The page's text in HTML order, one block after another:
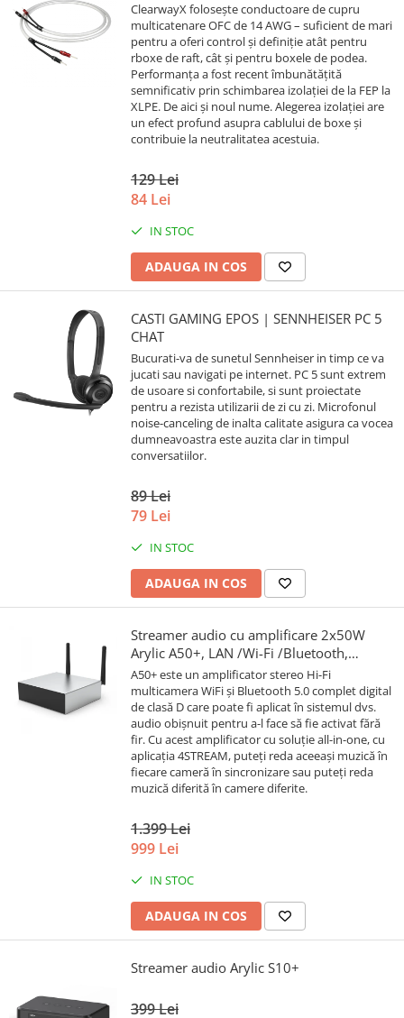
ClearwayX folosește conductoare de cupru
multicatenare OFC de 14 AWG – suficient de mari
pentru a oferi control și definiție atât pentru
rboxe de raft, cât și pentru boxele de podea.
Performanța a fost recent îmbunătățită
semnificativ prin schimbarea izolației de la FEP la
XLPE. De aici și noul nume. Alegerea izolației are
un efect profund asupra cablului de boxe și
contribuie la neutralitatea acestuia.
129 Lei
84 Lei
IN STOC
ADAUGA IN COS
CASTI GAMING EPOS | SENNHEISER PC 5
CHAT
Bucurati-va de sunetul Sennheiser in timp ce va
jucati sau navigati pe internet. PC 5 sunt extrem
de usoare si confortabile, si sunt proiectate
pentru a rezista utilizarii de zi cu zi. Microfonul
noise-canceling de inalta calitate asigura ca vocea
dumneavoastra este auzita clar in timpul
conversatiilor.
89 Lei
79 Lei
IN STOC
ADAUGA IN COS
Streamer audio cu amplificare 2x50W
Arylic A50+, LAN /Wi-Fi /Bluetooth,
24bit/192kHz, Multiroom
A50+ este un amplificator stereo Hi-Fi
multicamera WiFi și Bluetooth 5.0 complet digital
de clasă D care poate fi aplicat în sistemul dvs.
audio obișnuit pentru a-l face să fie activat fără
fir. Cu acest amplificator cu soluție all-in-one, cu
aplicația 4STREAM, puteți reda aceeași muzică în
fiecare cameră în sincronizare sau puteți reda
muzică diferită în camere diferite.
1.399 Lei
999 Lei
IN STOC
ADAUGA IN COS
Streamer audio Arylic S10+
399 Lei